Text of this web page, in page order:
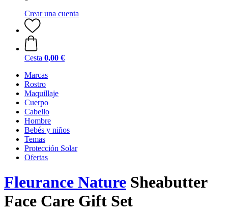
Crear una cuenta
Cesta 0,00 €
Marcas
Rostro
Maquillaje
Cuerpo
Cabello
Hombre
Bebés y niños
Temas
Protección Solar
Ofertas
Fleurance Nature Sheabutter
Face Care Gift Set